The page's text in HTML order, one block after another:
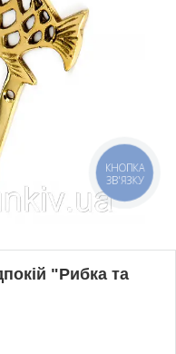
"Рибка та
КНОПКА
ЗВ'ЯЗКУ